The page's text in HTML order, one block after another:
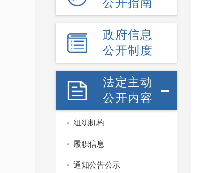
公开指南
政府信息
公开制度
法定主动
公开内容
组织机构
履职信息
通知公告公示